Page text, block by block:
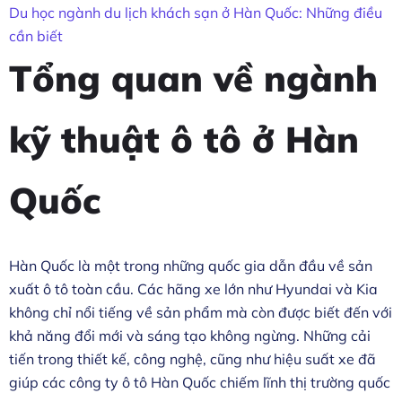
Du học ngành du lịch khách sạn ở Hàn Quốc: Những điều
cần biết
Tổng quan về ngành
kỹ thuật ô tô ở Hàn
Quốc
Hàn Quốc là một trong những quốc gia dẫn đầu về sản
xuất ô tô toàn cầu. Các hãng xe lớn như Hyundai và Kia
không chỉ nổi tiếng về sản phẩm mà còn được biết đến với
khả năng đổi mới và sáng tạo không ngừng. Những cải
tiến trong thiết kế, công nghệ, cũng như hiệu suất xe đã
giúp các công ty ô tô Hàn Quốc chiếm lĩnh thị trường quốc